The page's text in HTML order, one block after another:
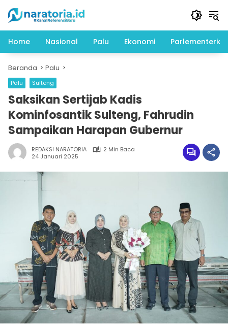
konten
Home
Nasional Palu Ekonomi Parlementeria
Beranda Palu
Palu Sulteng
Saksikan Sertijab Kadis
Kominfosantik Sulteng, Fahrudin
Sampaikan Harapan Gubernur
REDAKSI NARATORIA
2 Min Baca
24 Januari 2025